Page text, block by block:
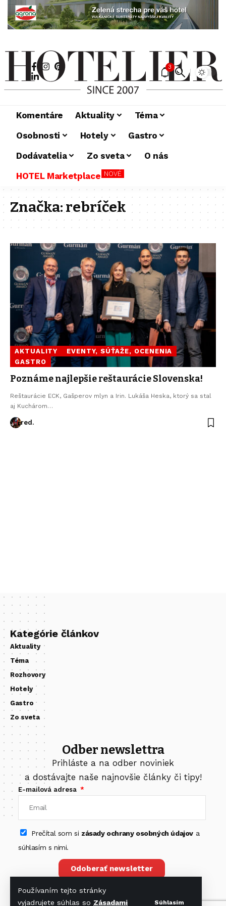
Používaním tejto stránky
vyjadrujete súhlas so Zásadami Súhlasím
3
Komentáre Aktuality
Téma
Osobnosti
Hotely
Gastro
Dodávatelia
Zo sveta
O nás
HOTEL Marketplace NOVÉ
Značka:rebríček
AKTUALITY
EVENTY, SÚŤAŽE, OCENENIA
GASTRO
Poznáme najlepšie reštaurácie Slovenska!
Reštaurácie ECK, Gašperov mlyn a Irin. Lukáša Heska, ktorý sa stal
aj Kuchárom…
red.
Kategórie článkov
Aktuality
Téma
Rozhovory
Hotely
Gastro
Zo sveta
Odber newslettra
Prihláste a na odber noviniek
a dostávajte naše najnovšie články či tipy!
E-mailová adresa
Prečítal som si zásady ochrany osobných údajova
súhlasím s nimi.
Odoberať newsletter